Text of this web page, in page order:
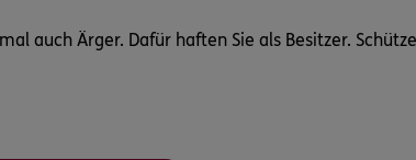
auch Ärger. Dafür haften Sie als Besitzer.